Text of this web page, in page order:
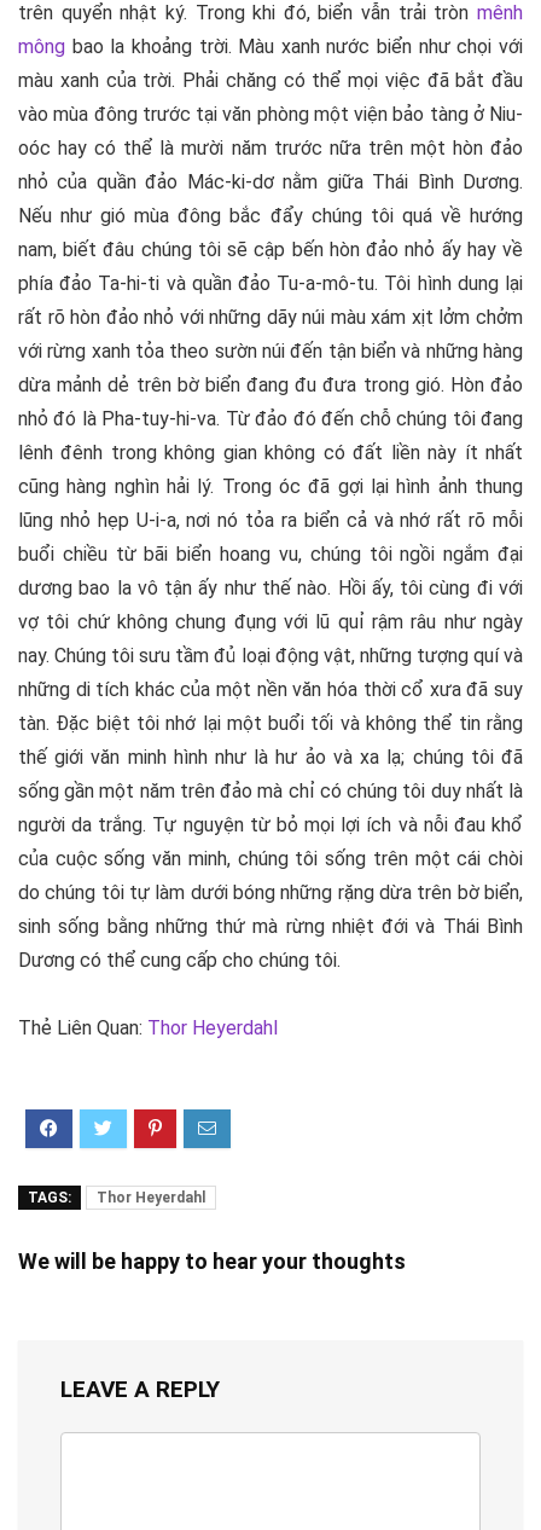
trên quyển nhật ký. Trong khi đó, biển vẫn trải tròn mênh
mông bao la khoảng trời. Màu xanh nước biển như chọi với
màu xanh của trời. Phải chăng có thể mọi việc đã bắt đầu
vào mùa đông trước tại văn phòng một viện bảo tàng ở Niu-
oóc hay có thể là mười năm trước nữa trên một hòn đảo
nhỏ của quần đảo Mác-ki-dơ nằm giữa Thái Bình Dương.
Nếu như gió mùa đông bắc đẩy chúng tôi quá về hướng
nam, biết đâu chúng tôi sẽ cập bến hòn đảo nhỏ ấy hay về
phía đảo Ta-hi-ti và quần đảo Tu-a-mô-tu. Tôi hình dung lại
rất rõ hòn đảo nhỏ với những dãy núi màu xám xịt lởm chởm
với rừng xanh tỏa theo sườn núi đến tận biển và những hàng
dừa mảnh dẻ trên bờ biển đang đu đưa trong gió. Hòn đảo
nhỏ đó là Pha-tuy-hi-va. Từ đảo đó đến chỗ chúng tôi đang
lênh đênh trong không gian không có đất liền này ít nhất
cũng hàng nghìn hải lý. Trong óc đã gợi lại hình ảnh thung
lũng nhỏ hẹp U-i-a, nơi nó tỏa ra biển cả và nhớ rất rõ mỗi
buổi chiều từ bãi biển hoang vu, chúng tôi ngồi ngắm đại
dương bao la vô tận ấy như thế nào. Hồi ấy, tôi cùng đi với
vợ tôi chứ không chung đụng với lũ quỉ rậm râu như ngày
nay. Chúng tôi sưu tầm đủ loại động vật, những tượng quí và
những di tích khác của một nền văn hóa thời cổ xưa đã suy
tàn. Đặc biệt tôi nhớ lại một buổi tối và không thể tin rằng
thế giới văn minh hình như là hư ảo và xa lạ; chúng tôi đã
sống gần một năm trên đảo mà chỉ có chúng tôi duy nhất là
người da trắng. Tự nguyện từ bỏ mọi lợi ích và nỗi đau khổ
của cuộc sống văn minh, chúng tôi sống trên một cái chòi
do chúng tôi tự làm dưới bóng những rặng dừa trên bờ biển,
sinh sống bằng những thứ mà rừng nhiệt đới và Thái Bình
Dương có thể cung cấp cho chúng tôi.
Thẻ Liên Quan: Thor Heyerdahl
TAGS: Thor Heyerdahl
We will be happy to hear your thoughts
LEAVE A REPLY